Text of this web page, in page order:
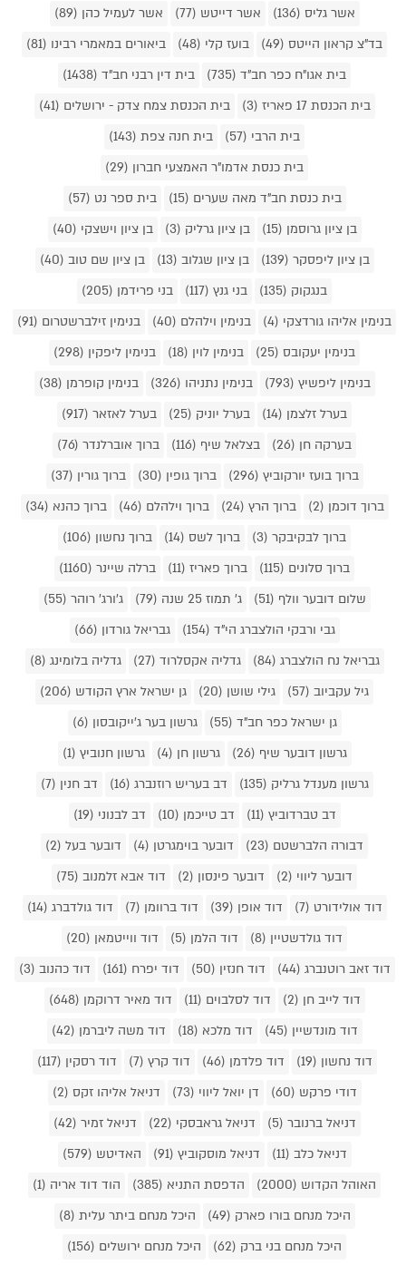
אשר גליס (136)
אשר דייטש (77)
אשר לעמיל כהן (89)
בד"צ קראון הייטס (49)
בועז קלי (48)
ביאורים במאמרי רבינו (81)
בית אגו"ח כפר חב"ד (735)
בית דין רבני חב"ד (1438)
בית הכנסת 17 פאריז (3)
בית הכנסת צמח צדק - ירושלים (41)
בית הרבי (57)
בית חנה צפת (143)
בית כנסת אדמו"ר האמצעי חברון (29)
בית כנסת חב"ד מאה שערים (15)
בית ספר נט (57)
בן ציון גרוסמן (15)
בן ציון גרליק (3)
בן ציון וישצקי (40)
בן ציון ליפסקר (139)
בן ציון שגלוב (13)
בן ציון שם טוב (40)
בנגקוק (135)
בני גנץ (117)
בני פרידמן (205)
בנימין אליהו גורדצקי (4)
בנימין וילהלם (40)
בנימין זילברשטרום (91)
בנימין יעקובס (25)
בנימין לוין (18)
בנימין ליפקין (298)
בנימין ליפשיץ (793)
בנימין נתניהו (326)
בנימין קופרמן (38)
בערל זלצמן (14)
בערל יוניק (25)
בערל לאזאר (917)
בערקה חן (26)
בצלאל שיף (116)
ברוך אוברלנדר (76)
ברוך בועז יורקוביץ (296)
ברוך גופין (30)
ברוך גורין (37)
ברוך דוכמן (2)
ברוך הרץ (24) ברוך וילהלם (46)
ברוך כהנא (34)
ברוך לבקיבקר (3)
ברוך לשס (14)
ברוך נחשון (106)
ברוך סלונים (115)
ברוך פאריז (11)
ברלה שיינר (1160)
שלום דובער וולף (51)
ג' תמוז 25 שנה (79)
ג'ורג' רוהר (55)
גבי ורבקי הולצברג הי"ד (154)
גבריאל גורדון (66)
גבריאל נח הולצברג (84)
גדליה אקסלרוד (27)
גדליה בלומינג (8)
גיל עקביוב (57)
גילי שושן (20)
גן ישראל ארץ הקודש (206)
גן ישראל כפר חב"ד (55)
גרשון בער ג'ייקובסון (6)
גרשון דובער שיף (26)
גרשון חן (4)
גרשון חנוביץ (1)
גרשון מענדל גרליק (135)
דב בעריש רוזנברג (16)
דב חנין (7)
דב טברדוביץ (11)
דב טייכמן (10)
דב לבנוני (19)
דבורה הלברשטם (23)
דובער בוימגרטן (4)
דובער בעל (2)
דובער ליווי (2)
דובער פינסון (2)
דוד אבא זלמנוב (75)
דוד אולידורט (7)
דוד אופן (39) דוד ברוומן (7)
דוד גולדברג (14)
דוד גולדשטיין (8)
דוד הלמן (5)
דוד ווייטמאן (20)
דוד זאב רוטנברג (44)
דוד חנזין (50) דוד יפרח (161)
דוד כהנוב (3)
דוד לייב חן (2)
דוד לסלבוים (11)
דוד מאיר דרוקמן (648)
דוד מונדשיין (45)
דוד מלכא (18)
דוד משה ליברמן (42)
דוד נחשון (19)
דוד פלדמן (46) דוד קרץ (7)
דוד רסקין (117)
דודי פרקש (60)
דן יואל ליווי (73)
דניאל אליהו זקס (2)
דניאל ברנובר (5)
דניאל גראבסקי (22)
דניאל זמיר (42)
דניאל כלב (11)
דניאל מוסקוביץ (91)
האדיטש (579)
האוהל הקדוש (2000)
הדפסת התניא (385)
הוד דוד אריה (1)
היכל מנחם בורו פארק (49)
היכל מנחם ביתר עלית (8)
היכל מנחם בני ברק (62)
היכל מנחם ירושלים (156)